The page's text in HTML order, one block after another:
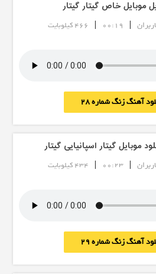
موبایل خاص گیتار گیتار
|
00:19
| 466 کیلوبایت
آهنگ زنگ شماره 28
موبایل گیتار اسپانیایی گیتار
|
00:23
| 434 کیلوبایت
آهنگ زنگ شماره 29